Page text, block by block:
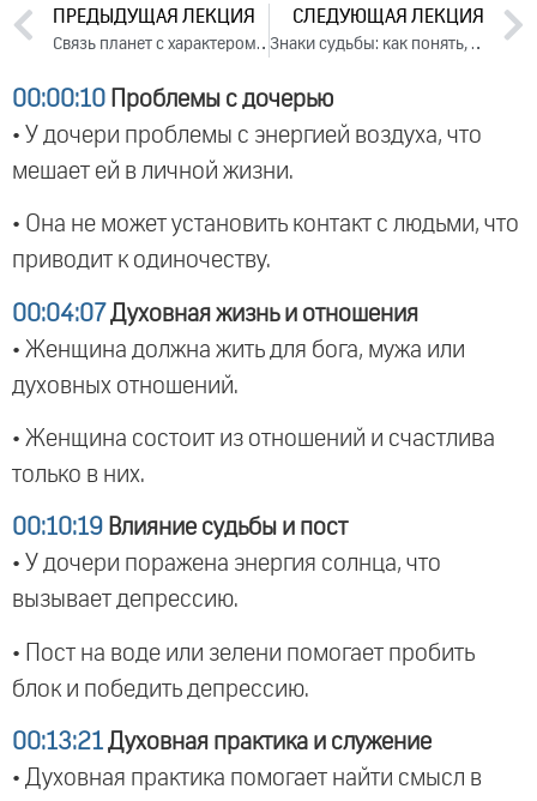
ПРЕДЫДУЩАЯ ЛЕКЦИЯ
Связь планет с характером и здоровьем человека. Часть 2. Ответы на вопросы, 2024
СЛЕДУЮЩАЯ ЛЕКЦИЯ
Знаки судьбы: как понять, что меня ждет? День 2. Часть 2 (2024)
00:00:10 Проблемы с дочерью
• У дочери проблемы с энергией воздуха, что
мешает ей в личной жизни.
• Она не может установить контакт с людьми, что
приводит к одиночеству.
00:04:07 Духовная жизнь и отношения
• Женщина должна жить для бога, мужа или
духовных отношений.
• Женщина состоит из отношений и счастлива
только в них.
00:10:19 Влияние судьбы и пост
• У дочери поражена энергия солнца, что
вызывает депрессию.
• Пост на воде или зелени помогает пробить
блок и победить депрессию.
00:13:21 Духовная практика и служение
• Духовная практика помогает найти смысл в